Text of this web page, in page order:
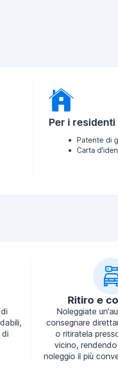
Per i residenti
Patente di
Carta
Ritiro e
Noleggiate
consegnare
o ritiratela
vicino,
noleggio il più